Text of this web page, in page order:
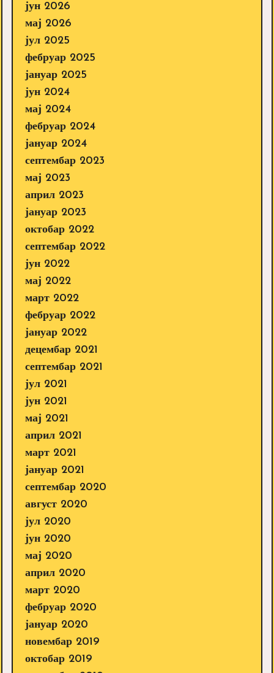
јун 2026
мај 2026
јул 2025
фебруар 2025
јануар 2025
јун 2024
мај 2024
фебруар 2024
јануар 2024
септембар 2023
мај 2023
април 2023
јануар 2023
октобар 2022
септембар 2022
јун 2022
мај 2022
март 2022
фебруар 2022
јануар 2022
децембар 2021
септембар 2021
јул 2021
јун 2021
мај 2021
април 2021
март 2021
јануар 2021
септембар 2020
август 2020
јул 2020
јун 2020
мај 2020
април 2020
март 2020
фебруар 2020
јануар 2020
новембар 2019
октобар 2019